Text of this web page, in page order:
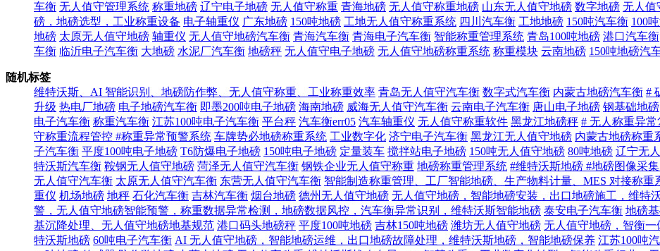
车衡 无人值守管理系统 称重地磅 辽宁电子地磅 无人值守称重 青海地磅 无人值守称重地磅 山东无人值守地磅 数字地磅 无人值
磅，地磅选型，工业称重设备 电子轴重仪 广东地磅 150吨地磅 工地无人值守称重系统 四川汽车衡 工地地磅 150吨汽车衡 100
地磅 太原无人值守地磅 轴重仪 无人值守地磅汽车衡 青海汽车衡 青海电子汽车衡 智能称重管理系统 青岛100吨地磅 港口汽车衡
车衡 临沂电子汽车衡 大地磅 水泥厂汽车衡 地磅秤 无人值守电子地磅 无人值守地磅称重系统 称重模块 云南地磅 150吨地磅汽
随机标签
维特沃斯、AI 智能识别、地磅防作弊、无人值守称重、工业称重效率 青岛无人值守汽车衡 数字式汽车衡 内蒙古地磅汽车衡 #
升级 热电厂地磅 电子地磅汽车衡 即墨200吨电子地磅 海南地磅 威海无人值守汽车衡 云南电子汽车衡 唐山电子地磅 钢基础地磅
电子汽车衡 称重汽车衡 江苏100吨电子汽车衡 平台秤 汽车衡err05 汽车轴重仪 无人值守称重软件 黑龙江地磅秤 # 无人称重异
守称重流程管控 #称重异常预警系统 车牌势必地磅称重系统 工业数字化 济宁电子汽车衡 黑龙江无人值守地磅 内蒙古地磅称重
子汽车衡 平度100吨电子地磅 T6防爆电子地磅 150吨电子地磅 定量装车 搅拌站电子地磅 150吨无人值守地磅 80吨地磅 辽宁无
特沃斯汽车衡 鞍钢无人值守地磅 菏泽无人值守汽车衡 钢铁企业无人值守称重 地磅称重管理系统 #维特沃斯地磅 #地磅图像采
无人值守汽车衡 太原无人值守汽车衡 东营无人值守汽车衡 智能制造称重管理、工厂智能地磅、生产物料计量、MES 对接称
重仪 机场地磅 地秤 石化汽车衡 吉林汽车衡 烟台地磅 德州无人值守地磅 无人值守地磅，智能地磅安装，出口地磅施工，维特
警，无人值守地磅智能预警，称重数据异常检测，地磅数据风控，汽车衡异常识别，维特沃斯智能地磅 泰安电子汽车衡 地磅
基沉降处理、无人值守地磅地基规范 港口码头地磅秤 平度100吨地磅 吉林150吨地磅 潍坊无人值守地磅 无人值守地磅，智衡
特沃斯地磅 60吨电子汽车衡 AI 无人值守地磅，智能地磅运维，出口地磅故障处理，维特沃斯地磅，智能地磅保养 江苏100吨